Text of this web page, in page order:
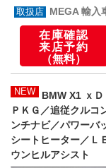
MEGA 輸入
在庫確認
来店予約
（無料）
NEW
BMW X1 ｘ
ＰＫＧ／追従クルコ
ンチナビ／パワーバ
シートヒーター／Ｌ
ウンヒルアシスト